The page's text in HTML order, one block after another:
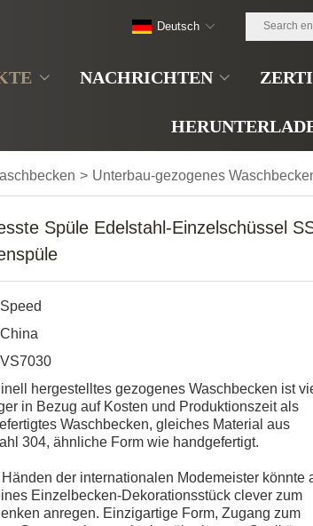
NACHRICHTEN
Deutsch
> Unterbau-gezogenes
Spüle Edelstahl-Einzelschüssel
Speed
China
VS7030
hergestelltes gezogenes Waschbecken ist
in Bezug auf Kosten und Produktionszeit als
Waschbecken, gleiches Material aus
304, ähnliche Form wie handgefertigt.
Händen der internationalen Modemeister könnte
Einzelbecken-Dekorationsstück clever zum
anregen. Einzigartige Form, Zugang zum